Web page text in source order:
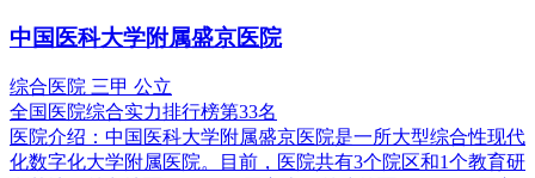
中国医科大学附属盛京医院
综合医院 三甲 公立
全国医院综合实力排行榜第33名
医院介绍： 中国医科大学附属盛京医院是一所大型综合性现代
化数字化大学附属医院。目前，医院共有3个院区和1个教育研